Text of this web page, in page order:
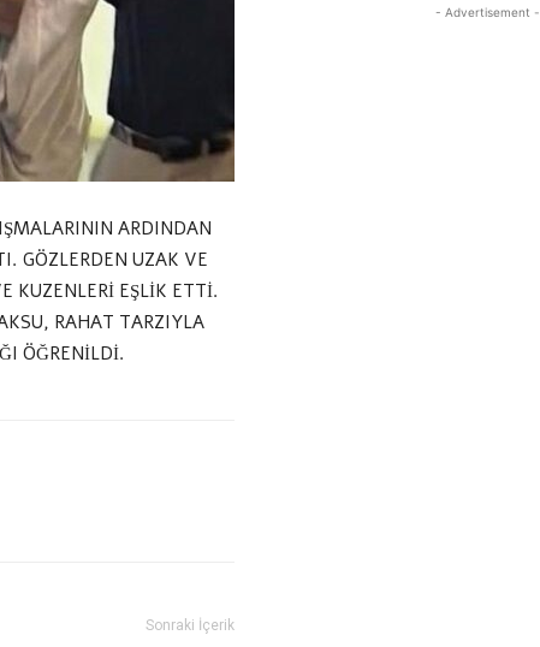
ARDINDAN
GÖZLERDEN UZAK VE
KUZENLERİ EŞLİK ETTİ.
RAHAT TARZIYLA
ÖĞRENİLDİ.
Sonraki İçerik
- Advertisement -